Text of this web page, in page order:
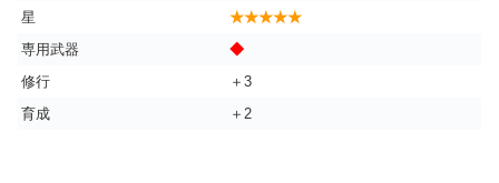
星
★★★★★
専用武器
◆
修行
＋3
育成
＋2